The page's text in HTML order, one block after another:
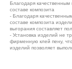
Благодаря
составе композита
- Благодаря
составе композита
выгорания составляет
- Установка изделий не
фирменную клей пену,
изделий позволяет